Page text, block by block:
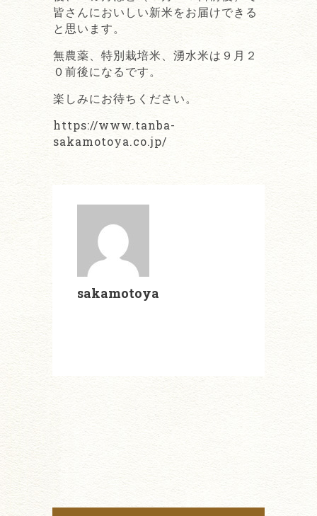
皆さんにおいしい新米をお届けできる
と思います。
無農薬、特別栽培米、湧水米は９月２
０前後になるです。
楽しみにお待ちください。
https://www.tanba-
sakamotoya.co.jp/
sakamotoya